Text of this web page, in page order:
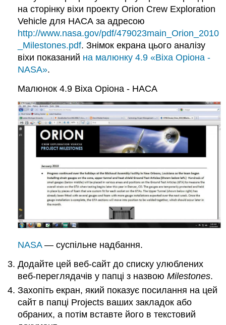
на сторінку віхи проекту Orion Crew Exploration
Vehicle для НАСА за адресою
http://www.nasa.gov/pdf/479023main_Orion_2010
_Milestones.pdf. Знімок екрана цього аналізу
віхи показаний на малюнку 4.9 «Віха Оріона -
NASA».
Малюнок 4.9 Віха Оріона - НАСА
NASA— суспільне надбання.
Додайте цей веб-сайт до списку улюблених
веб-переглядачів у папці з назвоюMilestones.
Захопіть екран, який показує посилання на цей
сайт в папці Projects ваших закладок або
обраних, а потім вставте його в текстовий